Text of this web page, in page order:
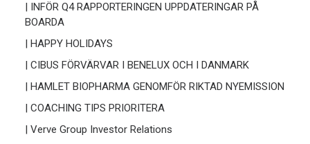
| INFÖR Q4 RAPPORTERINGEN UPPDATERINGAR PÅ
BOARDA
| HAPPY HOLIDAYS
| CIBUS FÖRVÄRVAR I BENELUX OCH I DANMARK
| HAMLET BIOPHARMA GENOMFÖR RIKTAD NYEMISSION
| COACHING TIPS PRIORITERA
| Verve Group Investor Relations